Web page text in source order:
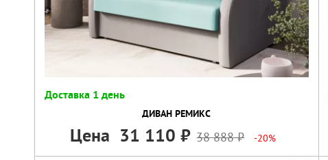
Доставка 1 день
ДИВАН РЕМИКС
Цена 31 110 38 888 -20%